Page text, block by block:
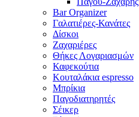
Bar Organizer
Γαλατιέρες-Κανάτες
Δίσκοι
Ζαχαριέρες
Θήκες Λογαριασμών
Καφεκούτια
Κουταλάκια espresso
Μπρίκια
Παγοδιατηρητές
Σέικερ